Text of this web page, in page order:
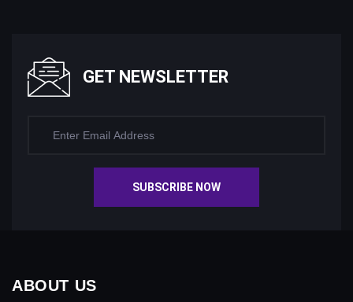
GET NEWSLETTER
SUBSCRIBE NOW
ABOUT US